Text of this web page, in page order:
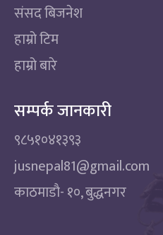
संसद बिजनेश
हाम्रो टिम
हाम्रो बारे
सम्पर्क जानकारी
९८५१०४१३९३
jusnepal81@gmail.com
काठमाडाै‌- १०, बुद्धनगर